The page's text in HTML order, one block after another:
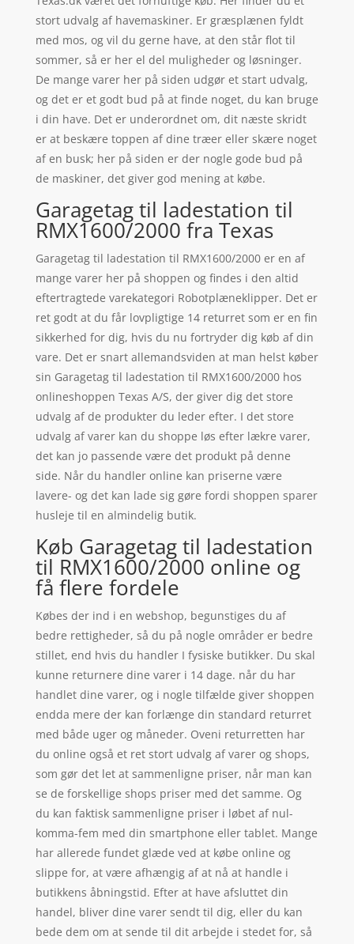
stort udvalg af havemaskiner. Er græsplænen fyldt
med mos, og vil du gerne have, at den står flot til
sommer, så er her el del muligheder og løsninger.
De mange varer her på siden udgør et start udvalg,
og det er et godt bud på at finde noget, du kan bruge
i din have. Det er underordnet om, dit næste skridt
er at beskære toppen af dine træer eller skære noget
af en busk; her på siden er der nogle gode bud på
de maskiner, det giver god mening at købe.
Garagetag til ladestation til
RMX1600/2000 fra Texas
Garagetag til ladestation til RMX1600/2000 er en af
mange varer her på shoppen og findes i den altid
eftertragtede varekategori Robotplæneklipper. Det er
ret godt at du får lovpligtige 14 returret som er en fin
sikkerhed for dig, hvis du nu fortryder dig køb af din
vare. Det er snart allemandsviden at man helst køber
sin Garagetag til ladestation til RMX1600/2000 hos
onlineshoppen Texas A/S, der giver dig det store
udvalg af de produkter du leder efter. I det store
udvalg af varer kan du shoppe løs efter lækre varer,
det kan jo passende være det produkt på denne
side. Når du handler online kan priserne være
lavere- og det kan lade sig gøre fordi shoppen sparer
husleje til en almindelig butik.
Køb Garagetag til ladestation
til RMX1600/2000 online og
få flere fordele
Købes der ind i en webshop, begunstiges du af
bedre rettigheder, så du på nogle områder er bedre
stillet, end hvis du handler I fysiske butikker. Du skal
kunne returnere dine varer i 14 dage. når du har
handlet dine varer, og i nogle tilfælde giver shoppen
endda mere der kan forlænge din standard returret
med både uger og måneder. Oveni returretten har
du online også et ret stort udvalg af varer og shops,
som gør det let at sammenligne priser, når man kan
se de forskellige shops priser med det samme. Og
du kan faktisk sammenligne priser i løbet af nul-
komma-fem med din smartphone eller tablet. Mange
har allerede fundet glæde ved at købe online og
slippe for, at være afhængig af at nå at handle i
butikkens åbningstid. Efter at have afsluttet din
handel, bliver dine varer sendt til dig, eller du kan
bede dem om at sende til dit arbejde i stedet for, så